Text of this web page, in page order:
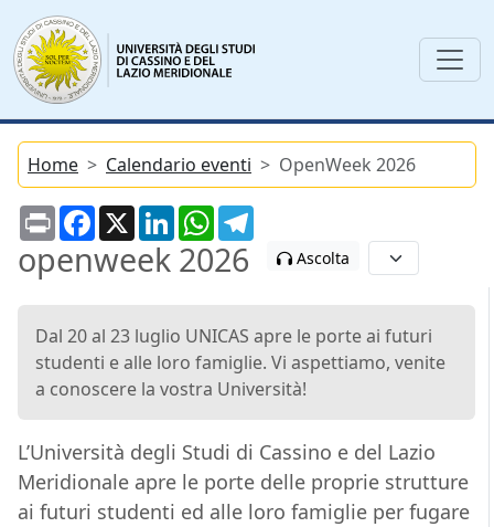
Home Calendario eventi OpenWeek 2026
PrintFacebook
X LinkedInWhatsApp
openweek 2026 Ascolta
Dal 20 al 23 luglio UNICAS apre le porte ai futuri
studenti e alle loro famiglie. Vi aspettiamo, venite
a conoscere la vostra Università!
L’Università degli Studi di Cassino e del Lazio
Meridionale apre le porte delle proprie strutture
ai futuri studenti ed alle loro famiglie per fugare